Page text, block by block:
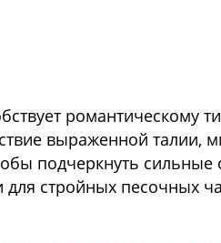
романтическому
выраженной
подчеркнуть
стройных песочных